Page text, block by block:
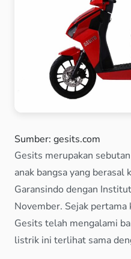
Sumber: gesits.com
Gesits merupakan
anak bangsa yang berasal
Garansindo dengan
November. Sejak
Gesits telah mengalami
listrik ini terlihat sama